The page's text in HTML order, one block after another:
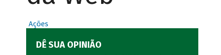
Ações
DÊ SUA OPINIÃO